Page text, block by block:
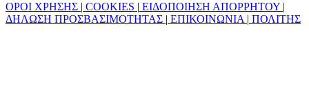
ΟΡΟΙ ΧΡΗΣΗΣ | COOKIES | ΕΙΔΟΠΟΙΗΣΗ ΑΠΟΡΡΗΤΟΥ |
ΔΗΛΩΣΗ ΠΡΟΣΒΑΣΙΜΟΤΗΤΑΣ | ΕΠΙΚΟΙΝΩΝΙΑ | ΠΟΛΙΤΗΣ